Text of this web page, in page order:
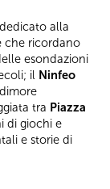
alla
che ricordano
esondazioni
il Ninfeo
tra Piazza
di giochi e
e storie di